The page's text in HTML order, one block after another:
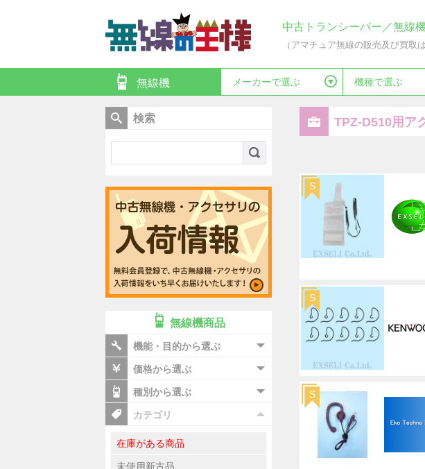
中古トランシーバー／無線
（アマチュア無線の販売及び買取
無線機 メーカーで選ぶ 機種で選ぶ
TPZ-D510用ア
S
S
S
検索
無線機商品
機能・目的から選ぶ
価格から選ぶ
種別から選ぶ
カテゴリ
在庫がある商品
未使用新古品